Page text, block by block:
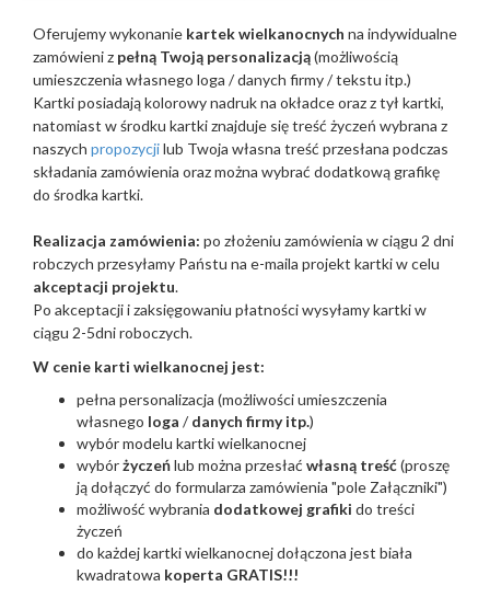
Oferujemy wykonanie kartek wielkanocnych na indywidualne
zamówieni z pełną Twoją personalizacją(możliwością
umieszczenia własnego loga / danych firmy / tekstu itp.)
Kartki posiadają kolorowy nadruk na okładce oraz z tył kartki,
natomiast w środku kartki znajduje się treść życzeń wybrana z
naszych propozycjilub Twoja własna treść przesłana podczas
składania zamówienia oraz można wybrać dodatkową grafikę
do środka kartki.
Realizacja zamówienia: po złożeniu zamówienia w ciągu 2 dni
robczych przesyłamy Państu na e-maila projekt kartki w celu
akceptacji projektu.
Po akceptacji i zaksięgowaniu płatności wysyłamy kartki w
ciągu 2-5dni roboczych.
W cenie karti wielkanocnej jest:
pełna personalizacja (możliwości umieszczenia
własnego loga /danych firmy itp.)
wybór modelu kartki wielkanocnej
wybórżyczeńlub można przesłać własną treść(proszę
ją dołączyć do formularza zamówienia "pole Załączniki")
możliwość wybrania dodatkowej grafiki do treści
życzeń
do każdej kartki wielkanocnej dołączona jest biała
kwadratowa koperta GRATIS!!!